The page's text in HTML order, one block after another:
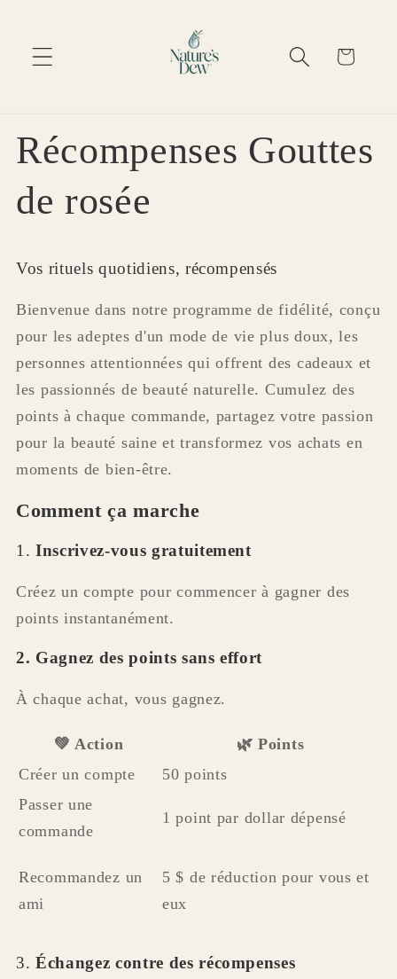
Panier
Récompenses Gouttes
de rosée
Vos rituels quotidiens, récompensés
Bienvenue dans notre programme de fidélité, conçu
pour les adeptes d'un mode de vie plus doux, les
personnes attentionnées qui offrent des cadeaux et
les passionnés de beauté naturelle. Cumulez des
points à chaque commande, partagez votre passion
pour la beauté saine et transformez vos achats en
moments de bien-être.
Comment ça marche
1. Inscrivez-vous gratuitement
Créez un compte pour commencer à gagner des
points instantanément.
2. Gagnez des points sans effort
À chaque achat, vous gagnez.
💚 Action
🌿 Points
Créer un compte
50 points
Passer une
commande
1 point par dollar dépensé
Recommandez un
ami
5 $ de réduction pour vous et
eux
3. Échangez contre des récompenses